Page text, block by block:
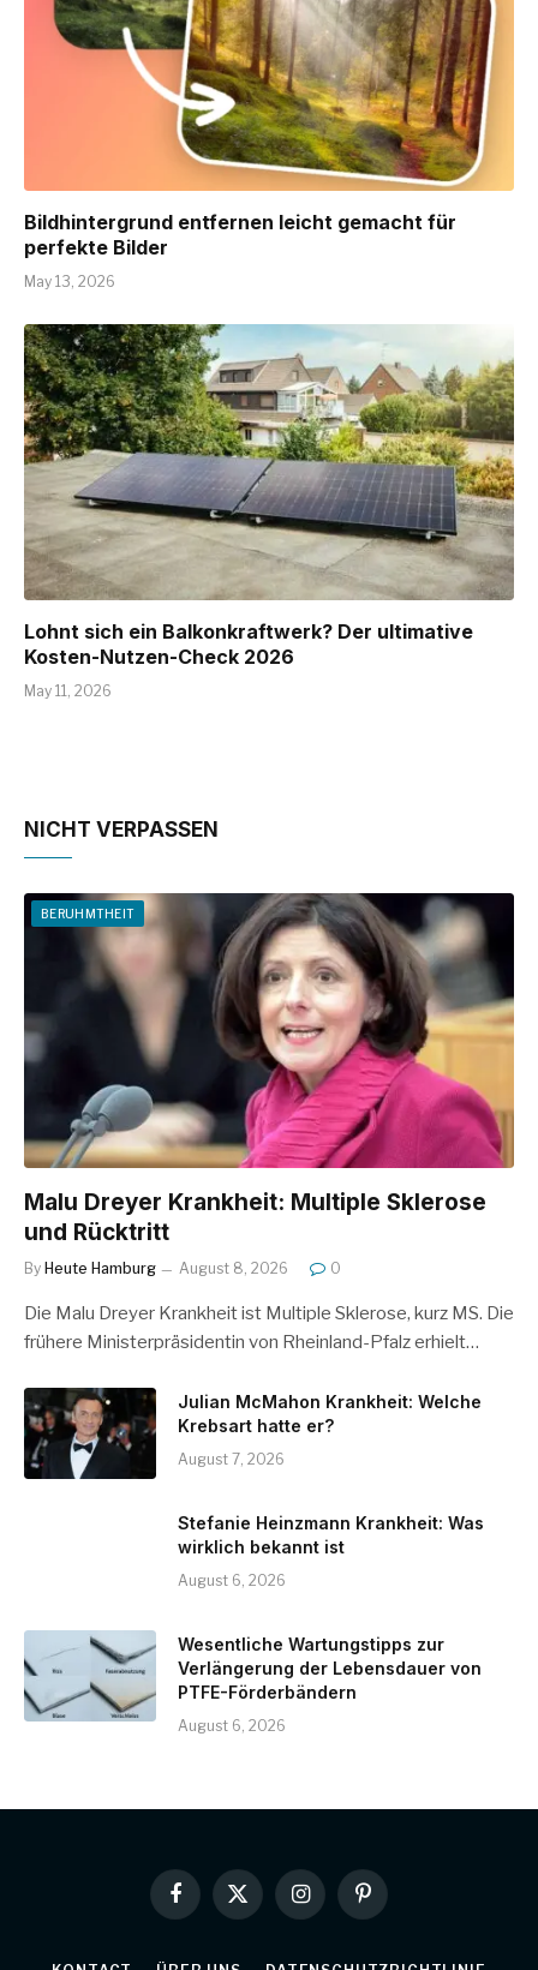
Bildhintergrund entfernen leicht gemacht für
perfekte Bilder
May 13, 2026
Lohnt sich ein Balkonkraftwerk? Der ultimative
Kosten-Nutzen-Check 2026
May 11, 2026
NICHT VERPASSEN
BERUHMTHEIT
Malu Dreyer Krankheit: Multiple Sklerose
und Rücktritt
By Heute Hamburg August 8, 2026 0
Die Malu Dreyer Krankheit ist Multiple Sklerose, kurz MS. Die
frühere Ministerpräsidentin von Rheinland-Pfalz erhielt…
Julian McMahon Krankheit: Welche
Krebsart hatte er?
August 7, 2026
Stefanie Heinzmann Krankheit: Was
wirklich bekannt ist
August 6, 2026
Wesentliche Wartungstipps zur
Verlängerung der Lebensdauer von
PTFE-Förderbändern
August 6, 2026
Facebook
X
(Twitter)
InstagramPinterest